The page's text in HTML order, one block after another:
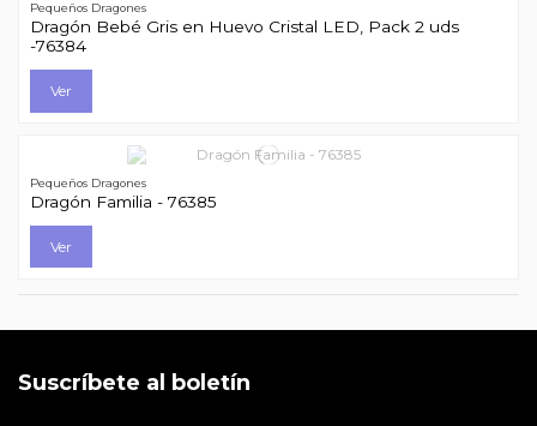
Pequeños Dragones
Dragón Bebé Gris en Huevo Cristal LED, Pack 2 uds
-76384
Ver
Pequeños Dragones
Dragón Familia - 76385
Ver
Suscríbete al boletín